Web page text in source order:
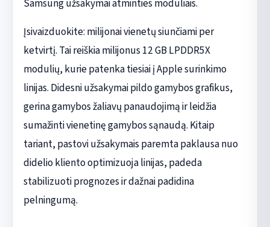
Samsung užsakymai atminties moduliais.
Įsivaizduokite: milijonai vienetų siunčiami per
ketvirtį. Tai reiškia milijonus 12 GB LPDDR5X
modulių, kurie patenka tiesiai į Apple surinkimo
linijas. Didesni užsakymai pildo gamybos grafikus,
gerina gamybos žaliavų panaudojimą ir leidžia
sumažinti vienetinę gamybos sąnaudą. Kitaip
tariant, pastovi užsakymais paremta paklausa nuo
didelio kliento optimizuoja linijas, padeda
stabilizuoti prognozes ir dažnai padidina
pelningumą.